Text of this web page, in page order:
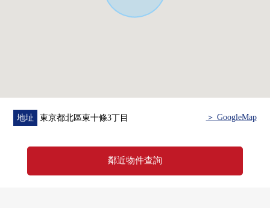
○ 本房屋變成區分所有建築物。自行管理。
地址 東京都北區東十條3丁目 ＞ GoogleMap
鄰近物件查詢